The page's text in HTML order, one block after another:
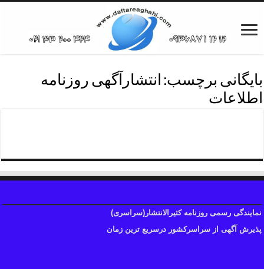
بایگانی برچسب: انتشارآگهی روزنامه
اطلاعات
نمایندگی رسمی روزنامه کثیرالانتشار(سراسری)
پذیرش آگهی از سراسرکشور درسریع ترین زمان